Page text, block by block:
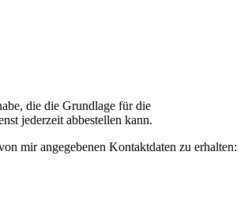
die die Grundlage für die
jederzeit abbestellen kann.
mir angegebenen Kontaktdaten zu erhalten: